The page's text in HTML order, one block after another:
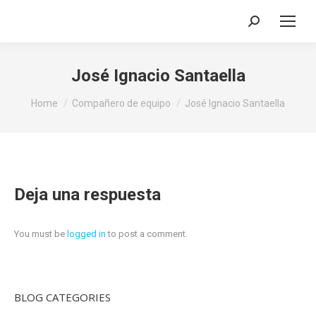
Search:
José Ignacio Santaella
You are here:
Home Compañero de equipo José Ignacio Santaella
Deja una respuesta
You must be logged in to post a comment.
BLOG CATEGORIES